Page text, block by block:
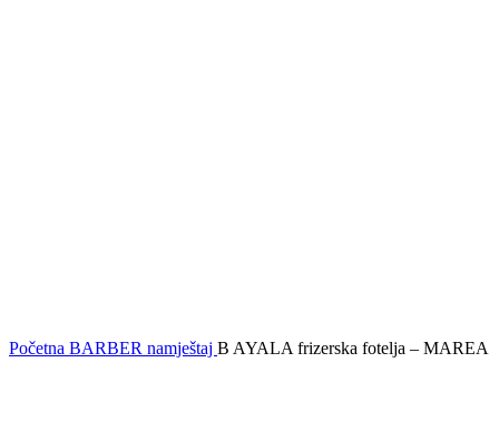
Početna BARBER namještaj B AYALA frizerska fotelja – MAREA